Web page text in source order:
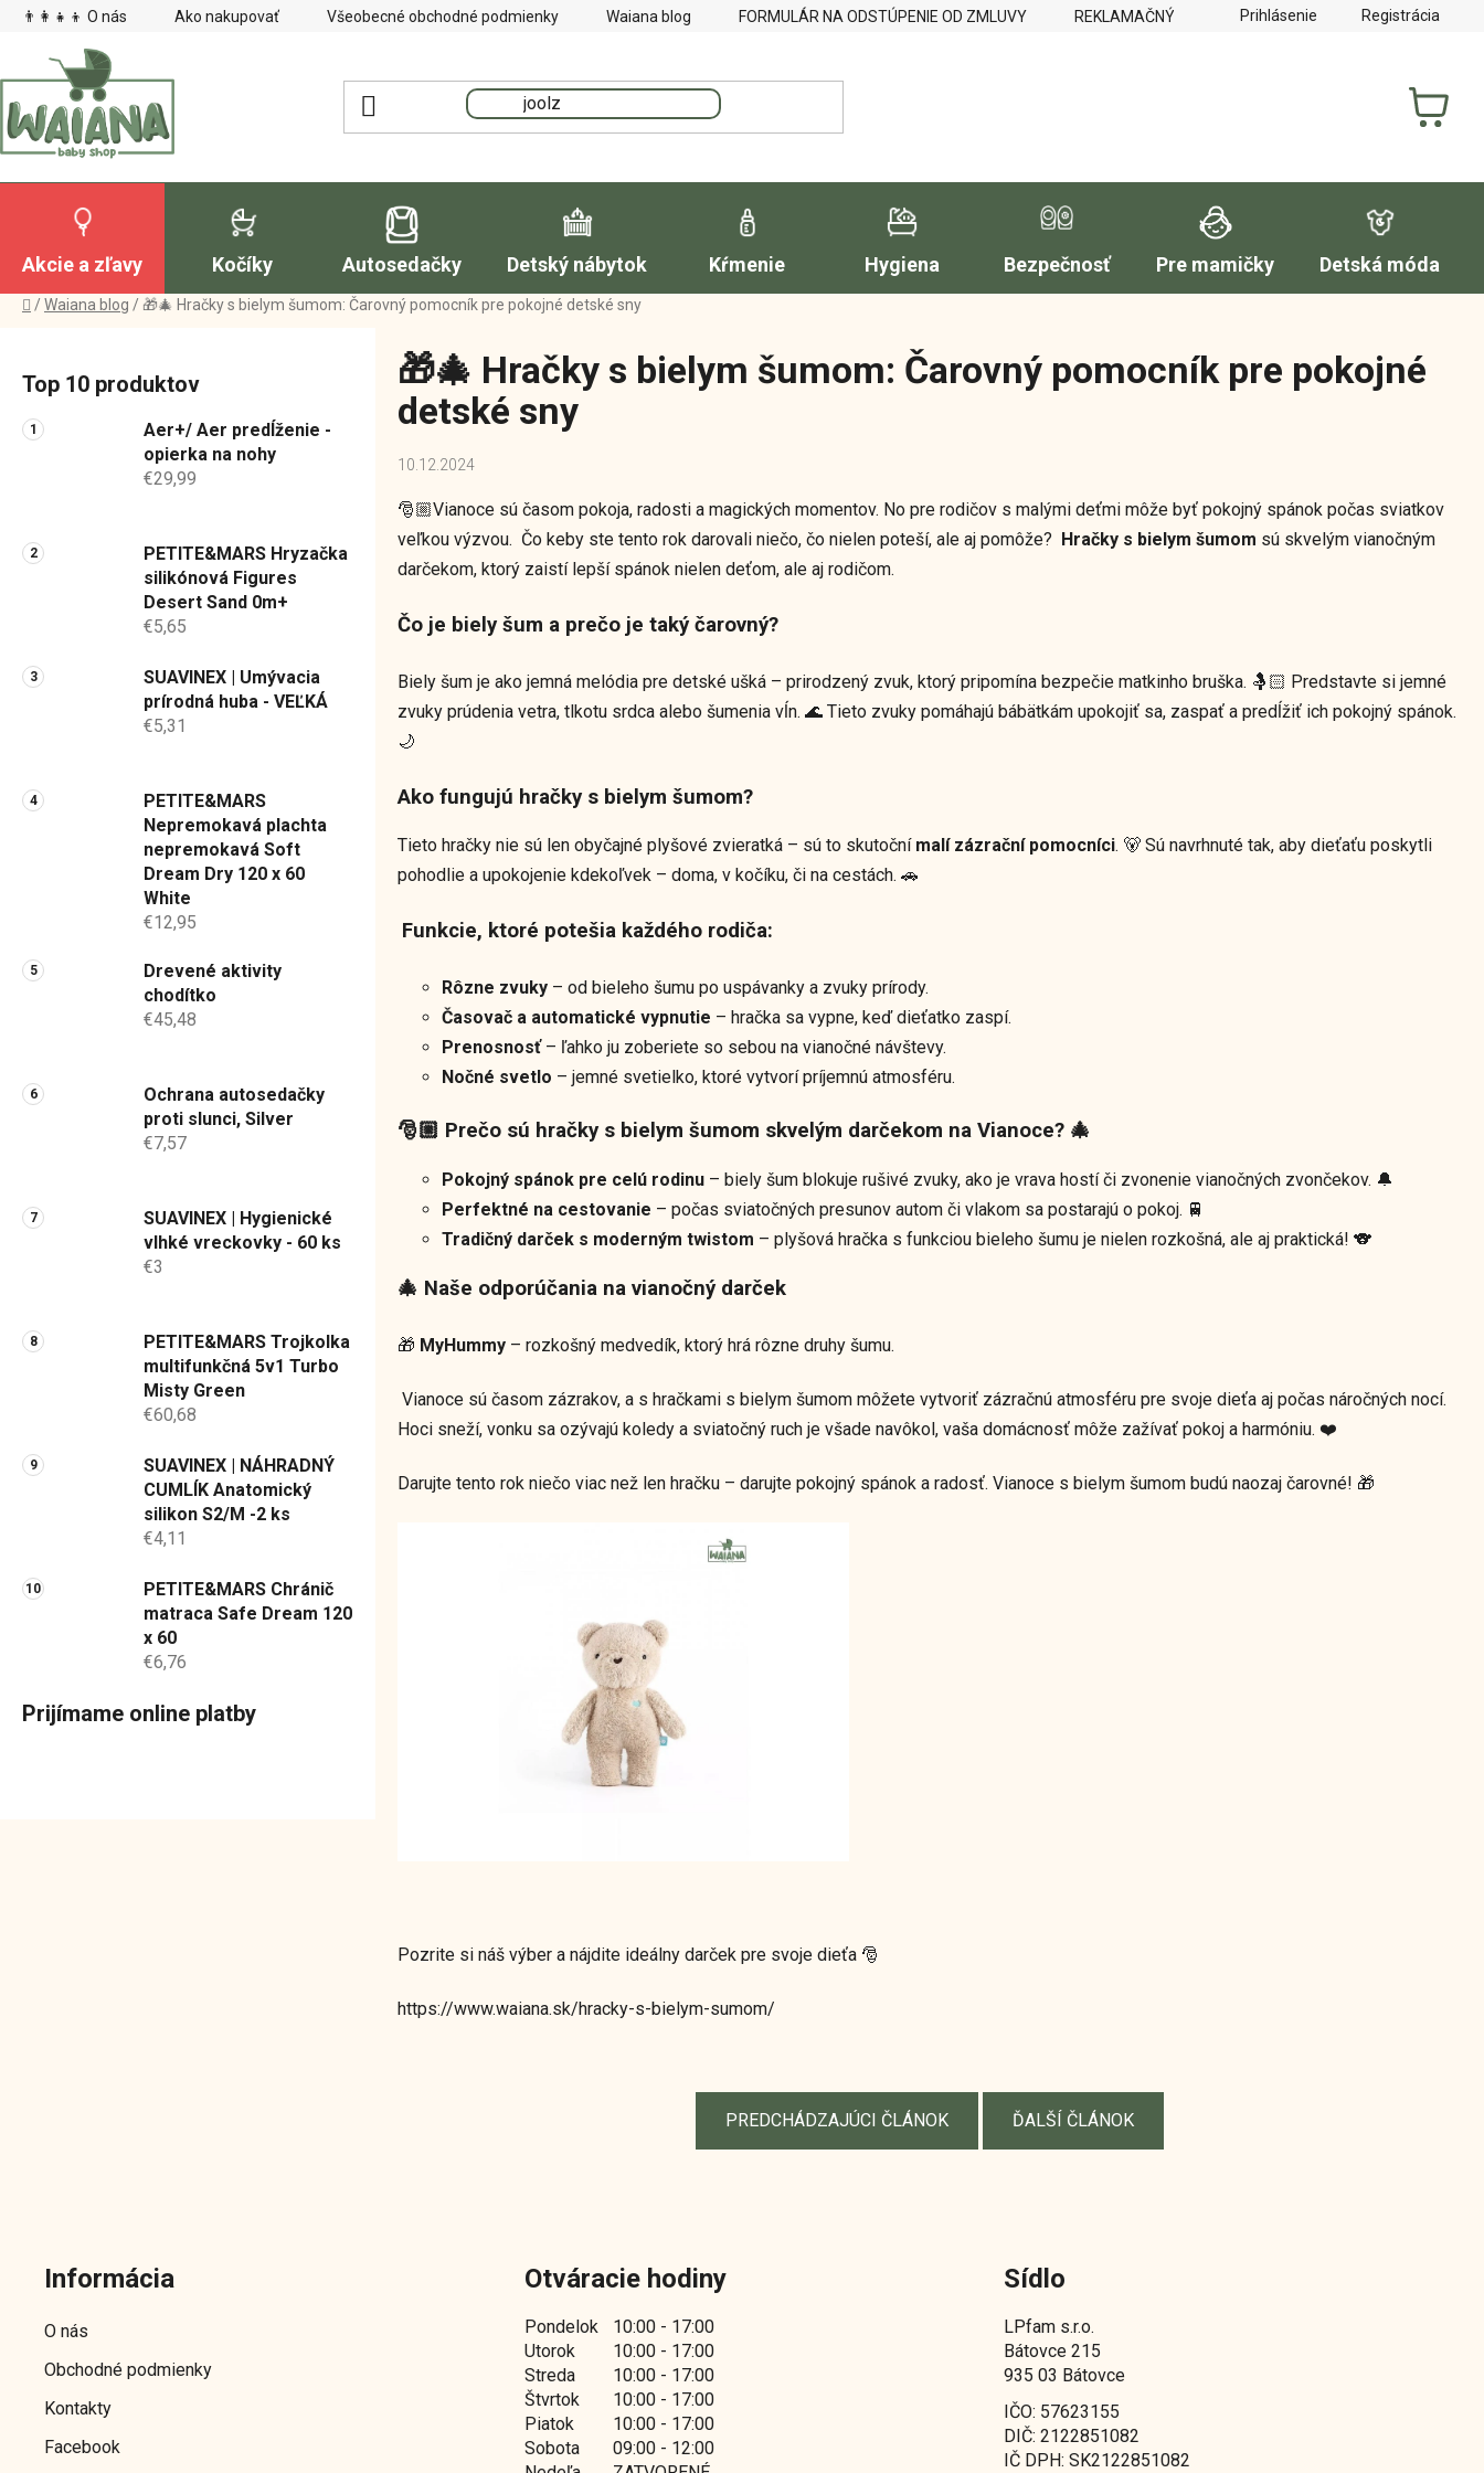
Prejsť👨‍👩‍👧‍👦 O nás Ako nakupovať Všeobecné obchodné podmienky Waiana blog FORMULÁR NA ODSTÚPENIE OD ZMLUVY REKLAMAČNÝ PORIADOK FORMULÁR NA
Prihlásenie Registrácia
KOŠÍK
Akcie a zľavy Kočíky Autosedačky Detský nábytok Kŕmenie Hygiena Bezpečnosť Pre mamičky Detská móda
Domov
/Waiana blog / 🎁🎄 Hračky s bielym šumom: Čarovný pomocník pre pokojné detské sny
Top 10 produktov
Aer+/ Aer predĺženie -
opierka na nohy
€29,99
PETITE&MARS Hryzačka
silikónová Figures
Desert Sand 0m+
€5,65
SUAVINEX | Umývacia
prírodná huba - VEĽKÁ
€5,31
PETITE&MARS
Nepremokavá plachta
nepremokavá Soft
Dream Dry 120 x 60
White
€12,95
Drevené aktivity
chodítko
€45,48
Ochrana autosedačky
proti slunci, Silver
€7,57
SUAVINEX | Hygienické
vlhké vreckovky - 60 ks
€3
PETITE&MARS Trojkolka
multifunkčná 5v1 Turbo
Misty Green
€60,68
SUAVINEX | NÁHRADNÝ
CUMLÍK Anatomický
silikon S2/M -2 ks
€4,11
PETITE&MARS Chránič
matraca Safe Dream 120
x 60
€6,76
Prijímame online platby
🎁🎄 Hračky s bielym šumom: Čarovný pomocník pre pokojné
detské sny
10.12.2024
🎅🏼Vianoce sú časom pokoja, radosti a magických momentov. No pre rodičov s malými deťmi môže byť pokojný spánok počas sviatkov
veľkou výzvou. Čo keby ste tento rok darovali niečo, čo nielen poteší, ale aj pomôže? Hračky s bielym šumom sú skvelým vianočným
darčekom, ktorý zaistí lepší spánok nielen deťom, ale aj rodičom.
Čo je biely šum a prečo je taký čarovný?
Biely šum je ako jemná melódia pre detské ušká – prirodzený zvuk, ktorý pripomína bezpečie matkinho bruška. 🤱🏻 Predstavte si jemné
zvuky prúdenia vetra, tlkotu srdca alebo šumenia vĺn. 🌊 Tieto zvuky pomáhajú bábätkám upokojiť sa, zaspať a predĺžiť ich pokojný spánok.
🌙
Ako fungujú hračky s bielym šumom?
Tieto hračky nie sú len obyčajné plyšové zvieratká – sú to skutoční malí zázrační pomocníci. 🐻 Sú navrhnuté tak, aby dieťaťu poskytli
pohodlie a upokojenie kdekoľvek – doma, v kočíku, či na cestách. 🚗
Funkcie, ktoré potešia každého rodiča:
Rôzne zvuky – od bieleho šumu po uspávanky a zvuky prírody.
Časovač a automatické vypnutie – hračka sa vypne, keď dieťatko zaspí.
Prenosnosť– ľahko ju zoberiete so sebou na vianočné návštevy.
Nočné svetlo – jemné svetielko, ktoré vytvorí príjemnú atmosféru.
🎅🏼 Prečo sú hračky s bielym šumom skvelým darčekom na Vianoce? 🎄
Pokojný spánok pre celú rodinu – biely šum blokuje rušivé zvuky, ako je vrava hostí či zvonenie vianočných zvončekov. 🔔
Perfektné na cestovanie – počas sviatočných presunov autom či vlakom sa postarajú o pokoj. 🚆
Tradičný darček s moderným twistom – plyšová hračka s funkciou bieleho šumu je nielen rozkošná, ale aj praktická! 🐨
🎄 Naše odporúčania na vianočný darček
🎁 MyHummy – rozkošný medvedík, ktorý hrá rôzne druhy šumu.
Vianoce sú časom zázrakov, a s hračkami s bielym šumom môžete vytvoriť zázračnú atmosféru pre svoje dieťa aj počas náročných nocí.
Hoci sneží, vonku sa ozývajú koledy a sviatočný ruch je všade navôkol, vaša domácnosť môže zažívať pokoj a harmóniu. ❤️
Darujte tento rok niečo viac než len hračku – darujte pokojný spánok a radosť. Vianoce s bielym šumom budú naozaj čarovné! 🎁
Pozrite si náš výber a nájdite ideálny darček pre svoje dieťa 🎅
https://www.waiana.sk/hracky-s-bielym-sumom/
PREDCHÁDZAJÚCI ČLÁNOK ĎALŠÍ ČLÁNOK
Informácia
O nás
Obchodné podmienky
Kontakty
Facebook
Otváracie hodiny
Pondelok
10:00 - 17:00
Utorok
10:00 - 17:00
Streda
10:00 - 17:00
Štvrtok
10:00 - 17:00
Piatok
10:00 - 17:00
Sobota
09:00 - 12:00
Sídlo
LPfam s.r.o.
Bátovce 215
935 03 Bátovce
IČO: 57623155
DIČ: 2122851082
IČ DPH: SK2122851082